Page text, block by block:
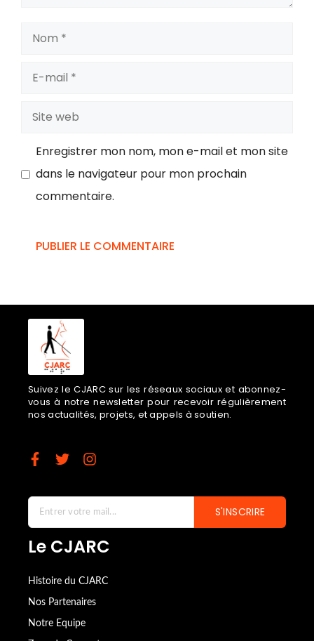
Enregistrer mon nom, mon e-mail et mon site
dans le navigateur pour mon prochain
commentaire.
Suivez le CJARC sur les réseaux sociaux et abonnez-
vous à notre newsletter pour recevoir régulièrement
nos actualités, projets, et appels à soutien.
S'INSCRIRE
Le CJARC
Histoire du CJARC
Nos Partenaires
Notre Equipe